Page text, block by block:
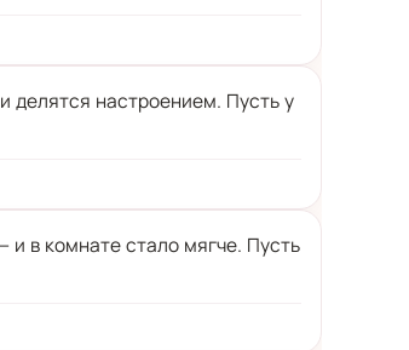
настроением. Пусть у
и в комнате стало мягче. Пусть